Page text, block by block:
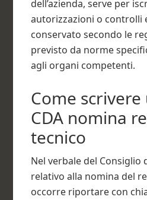
dell’azienda, serve per
autorizzazioni o controlli
conservato secondo le
previsto da norme
agli organi competenti.
Come
CDA nomina
tecnico​
Nel verbale del Consiglio
relativo alla nomina del
occorre riportare con